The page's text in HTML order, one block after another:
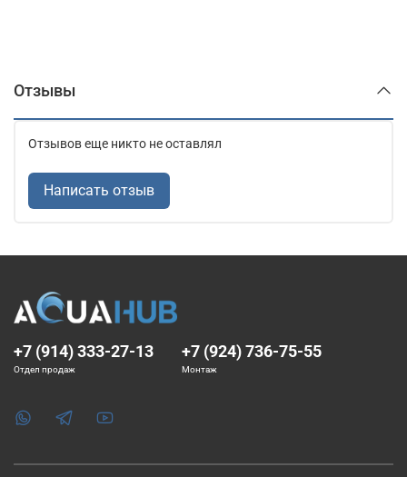
Отзывы
Отзывов еще никто не оставлял
Написать отзыв
+7 (914) 333-27-13
Отдел продаж
+7 (924) 736-75-55
Монтаж